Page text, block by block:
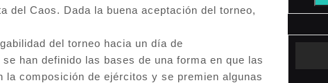
del Caos. Dada la buena aceptación del torneo,
del torneo hacia un día de
han definido las bases de una forma en que las
composición de ejércitos y se premien algunas